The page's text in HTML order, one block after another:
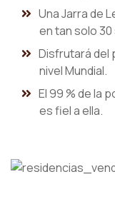
Una Jarra de
en tan solo
Disfrutará del
nivel Mundial.
El 99 % de la
es fiel a ella.